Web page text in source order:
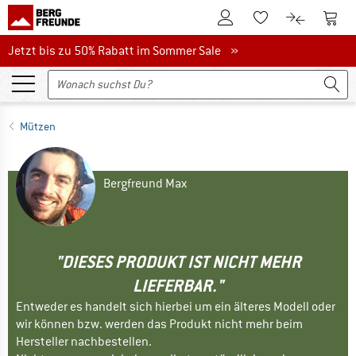
Zum KundenkontoZum Merkzettel.
Zum Zum
Jetzt bis zu 50% Rabatt im Sommer Sale
Jetzt bis zu 50% Rabatt im Sommer Sale »
Mützen
Bergfreund Max
"DIESES PRODUKT IST NICHT MEHR
LIEFERBAR."
Entweder es handelt sich hierbei um ein älteres Modell oder
wir können bzw. werden das Produkt nicht mehr beim
Hersteller nachbestellen.